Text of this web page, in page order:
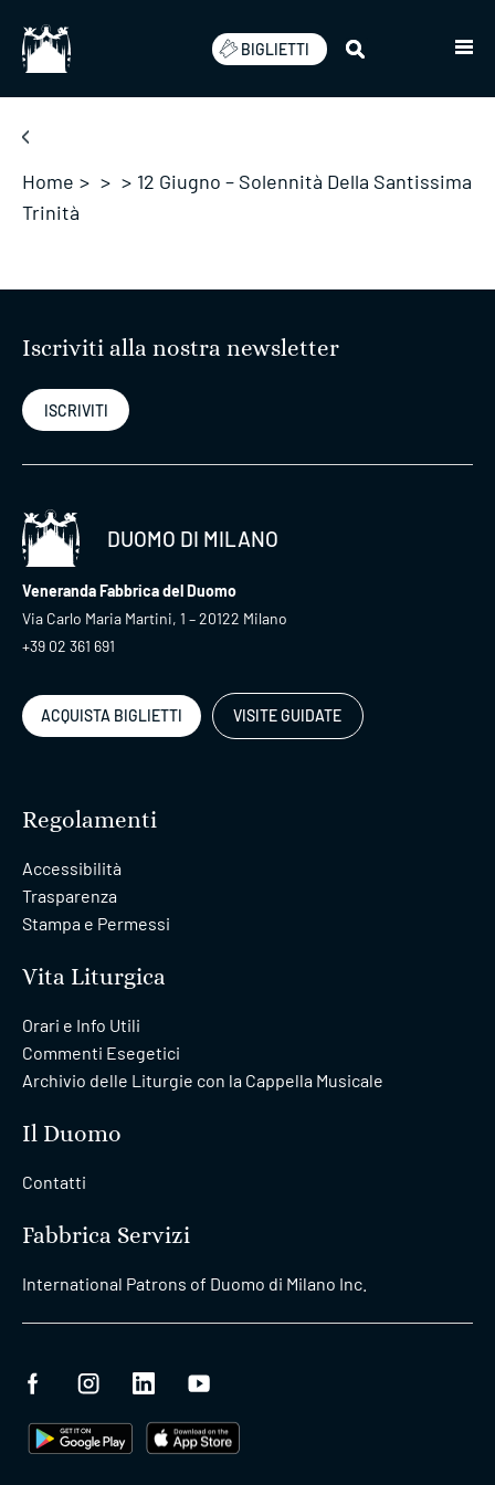
BIGLIETTI
Home > > > 12 Giugno – Solennità Della Santissima
Trinità
Iscriviti alla nostra newsletter
ISCRIVITI
DUOMO DI MILANO
Veneranda Fabbrica del Duomo
Via Carlo Maria Martini, 1 – 20122 Milano
+39 02 361 691
ACQUISTA BIGLIETTI VISITE GUIDATE
Regolamenti
Accessibilità
Trasparenza
Stampa e Permessi
Vita Liturgica
Orari e Info Utili
Commenti Esegetici
Archivio delle Liturgie con la Cappella Musicale
Il Duomo
Contatti
Fabbrica Servizi
International Patrons of Duomo di Milano Inc.